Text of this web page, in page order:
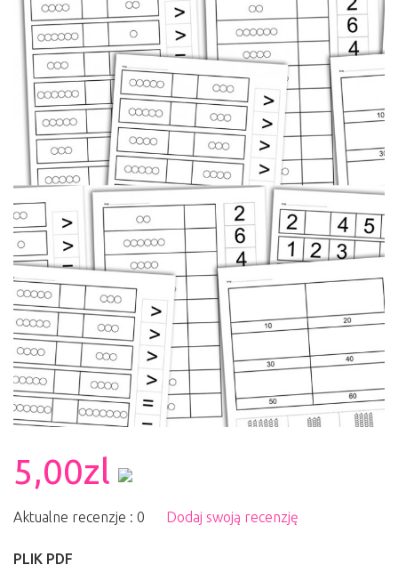
5,00zl
Aktualne recenzje : 0 Dodaj swoją recenzję
PLIK PDF